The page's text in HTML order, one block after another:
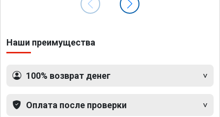
Наши преимущества
100% возврат денег
Оплата после проверки